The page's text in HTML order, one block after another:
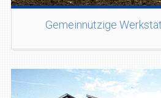
Gemeinnützige